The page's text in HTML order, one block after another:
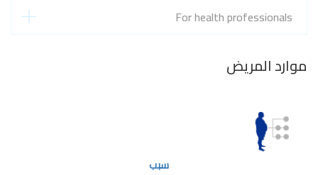
For health professionals
موارد المريض
سبب